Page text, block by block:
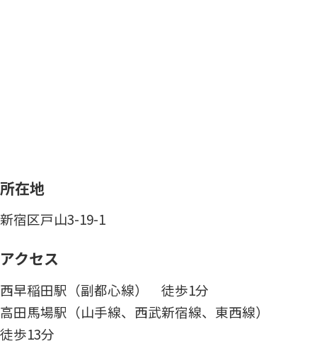
所在地
新宿区戸山3-19-1
アクセス
西早稲田駅（副都心線） 徒歩1分
高田馬場駅（山手線、西武新宿線、東西線）
徒歩13分